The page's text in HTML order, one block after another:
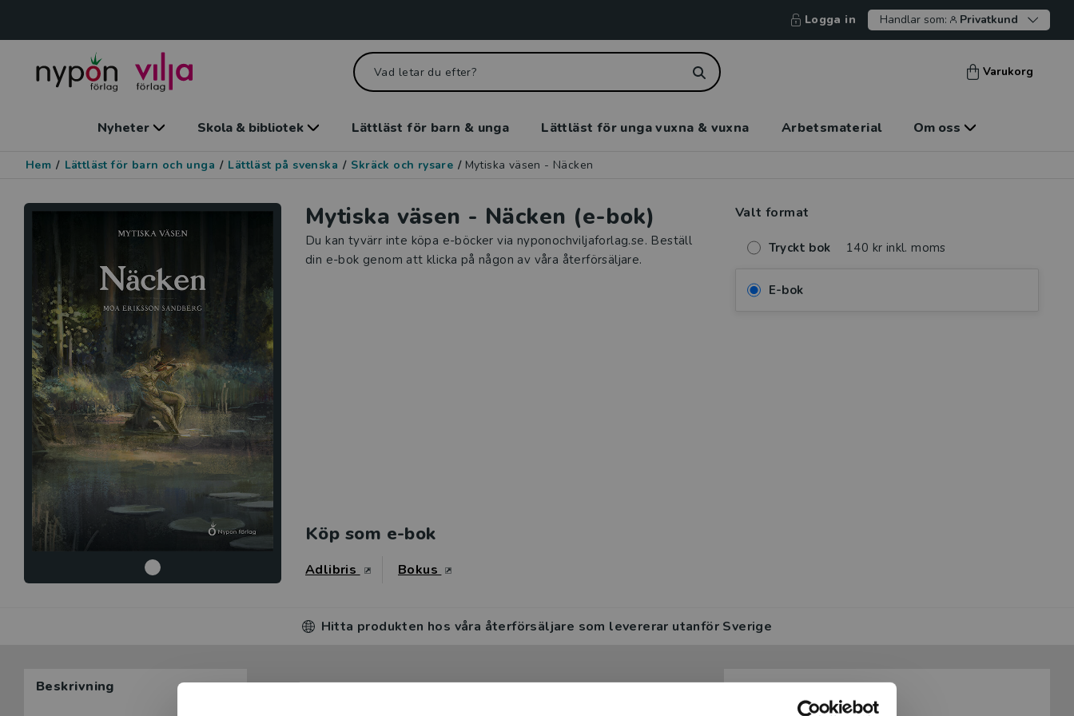
Logga in Handlar som: Privatkund
Varukorg
Nyheter Skola & bibliotek Lättläst för barn & unga Lättläst för unga vuxna & vuxna Arbetsmaterial Om oss
Hem / Lättläst för barn och unga / Lättläst på svenska / Skräck och rysare / Mytiska väsen - Näcken
Mytiska väsen - Näcken (e-bok)
Du kan tyvärr inte köpa e-böcker via nyponochviljaforlag.se. Beställ
din e-bok genom att klicka på någon av våra återförsäljare.
Köp som e-bok
Adlibris Bokus
Valt format
Tryckt bok 140 kr inkl. moms
E-bok
Hitta produkten hos våra återförsäljare som levererar utanför Sverige
Beskrivning